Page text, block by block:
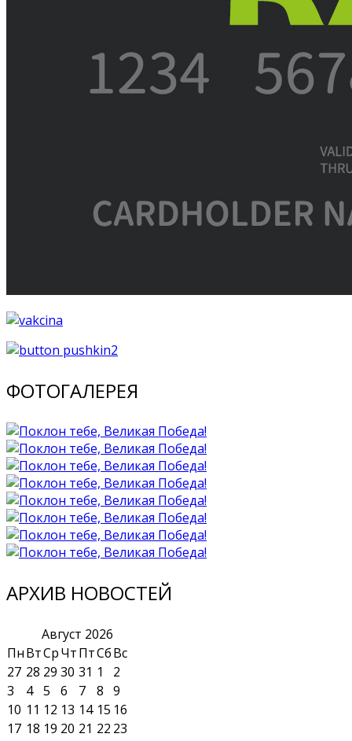
ФОТОГАЛЕРЕЯ
АРХИВ НОВОСТЕЙ
Август 2026
ПнВтСрЧтПтСбВс
27 28 29 30 31 1
2
3
4 5 6 7 8 9
10 11 12 13 14 15 16
17 18 19 20 21 22 23